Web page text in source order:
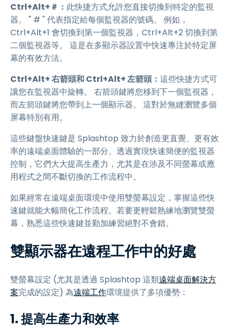
Ctrl+Alt+＃： 此快捷方式允許您直接切換到特定的監視
器。 " # " 代表指定給每個監視器的號碼。 例如，
Ctrl+Alt+1 會切換到第一個監視器，Ctrl+Alt+2 切換到第
二個監視器等。 這是在多顯示器設置中快速專注於特定屏
幕的有效方法。
Ctrl+Alt+ 右箭頭和 Ctrl+Alt+ 左箭頭： 這些快捷方式可
讓您在監視器中旋轉。 右箭頭鍵將您移到下一個監視器，
而左箭頭鍵將您帶到上一個顯示器。 這對於無縫瀏覽多個
屏幕特別有用。
這些鍵盤快速鍵是 Splashtop 致力於創造更直覺、更有效
率的遠端桌面體驗的一部分。透過實現快速簡便的監視器
控制，它們大大提高生產力，尤其是在涉及不同螢幕或應
用程式之間不斷切換的工作流程中。
如果經常在遠端桌面環境中使用雙螢幕設定，掌握這些快
速鍵就能大幅簡化工作流程。若要更輕鬆熟練地瀏覽雙螢
幕，熟悉這些快速鍵並勤加練習絕對不會錯。
雙顯示器在遠程工作中的好處
雙螢幕設定 (尤其是透過 Splashtop 這類遠端桌面解決方
案完成的設定) 為遠端工作環境提供了多項優勢：
1. 提高生產力和效率